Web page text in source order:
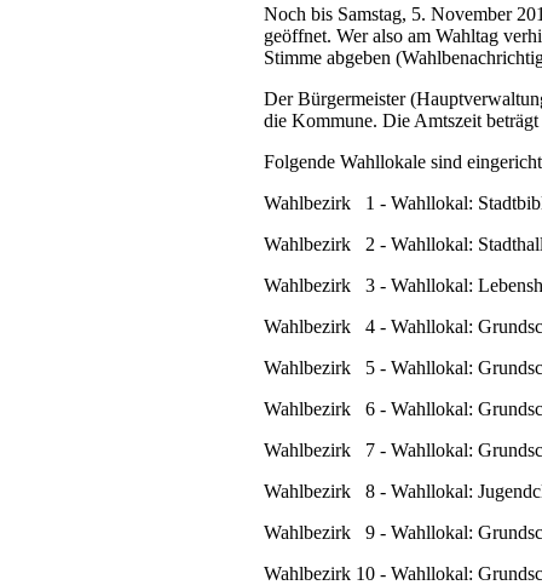
Noch bis Samstag, 5. November
geöffnet. Wer also am Wahltag
Stimme abgeben
Der Bürgermeister
die Kommune. Die Amtszeit
Folgende Wahllokale sind
Wahlbezirk 1 - Wahllokal:
Wahlbezirk 2 - Wahllokal:
Wahlbezirk 3 - Wahllokal:
Wahlbezirk 4 - Wahllokal:
Wahlbezirk 5 - Wahllokal:
Wahlbezirk 6 - Wahllokal:
Wahlbezirk 7 - Wahllokal:
Wahlbezirk 8 - Wahllokal:
Wahlbezirk 9 - Wahllokal:
Wahlbezirk 10 - Wahllokal: